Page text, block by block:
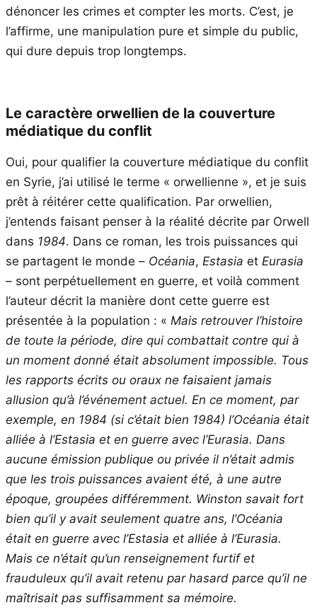
dénoncer les crimes et compter les morts. C’est, je
l’affirme, une manipulation pure et simple du public,
qui dure depuis trop longtemps.
Le caractère orwellien de la couverture
médiatique du conflit
Oui, pour qualifier la couverture médiatique du conflit
en Syrie, j’ai utilisé le terme « orwellienne », et je suis
prêt à réitérer cette qualification. Par orwellien,
j’entends faisant penser à la réalité décrite par Orwell
dans 1984. Dans ce roman, les trois puissances qui
se partagent le monde – Océania, Estasia et Eurasia
– sont perpétuellement en guerre, et voilà comment
l’auteur décrit la manière dont cette guerre est
présentée à la population : « Mais retrouver l’histoire
de toute la période, dire qui combattait contre qui à
un moment donné était absolument impossible. Tous
les rapports écrits ou oraux ne faisaient jamais
allusion qu’à l’événement actuel. En ce moment, par
exemple, en 1984 (si c’était bien 1984) l’Océania était
alliée à l’Estasia et en guerre avec l’Eurasia. Dans
aucune émission publique ou privée il n’était admis
que les trois puissances avaient été, à une autre
époque, groupées différemment. Winston savait fort
bien qu’il y avait seulement quatre ans, l’Océania
était en guerre avec l’Estasia et alliée à l’Eurasia.
Mais ce n’était qu’un renseignement furtif et
frauduleux qu’il avait retenu par hasard parce qu’il ne
maîtrisait pas suffisamment sa mémoire.